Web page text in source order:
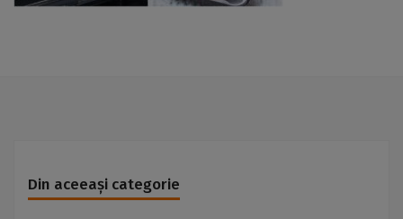
Din aceeași categorie